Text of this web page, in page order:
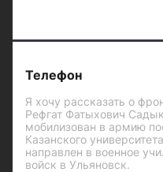
Телефон
Я хочу рассказать о
Рефгат Фатыхович
мобилизован в армию
Казанского
направлен в военное
войск в Ульяновск.